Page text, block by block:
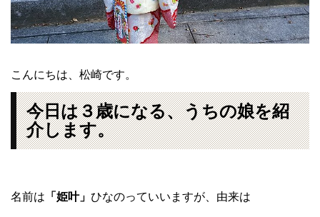
こんにちは、松崎です。
今日は３歳になる、うちの娘を紹
介します。
名前は 「姫叶」 ひなのっていいますが、由来は